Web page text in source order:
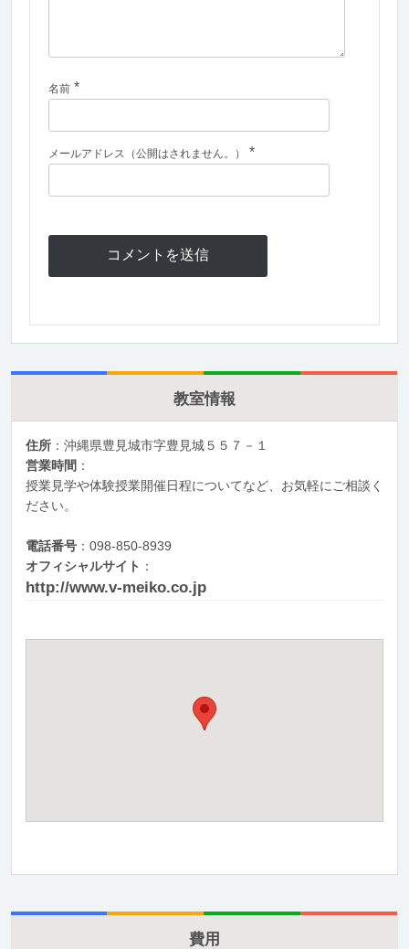
名前 *
メールアドレス（公開はされません。） *
教室情報
住所 ：沖縄県豊見城市字豊見城５５７－１
営業時間 ：
授業見学や体験授業開催日程についてなど、お気軽にご相談く
ださい。
電話番号 ：098-850-8939
オフィシャルサイト ：
http://www.v-meiko.co.jp
費用